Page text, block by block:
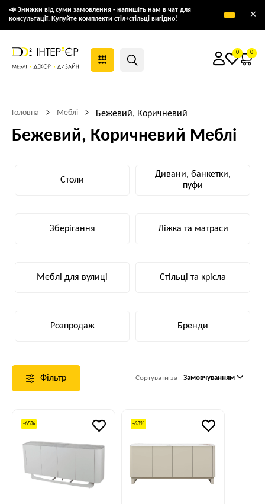
📣 Знижки від суми замовлення - напишіть нам в чат для
консультації. Купуйте комплекти стіл+стільці вигідно!
×
0 0
Головна Меблі Бежевий, Коричневий
Бежевий, Коричневий Меблі
Столи
Дивани, банкетки,
пуфи
Зберігання Ліжка та матраси
Меблі для вулиці Стільці та крісла
Розпродаж Бренди
Фільтр Сортувати за Замовчуванням
-65% -63%